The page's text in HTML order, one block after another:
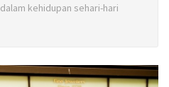
kehidupan sehari-hari